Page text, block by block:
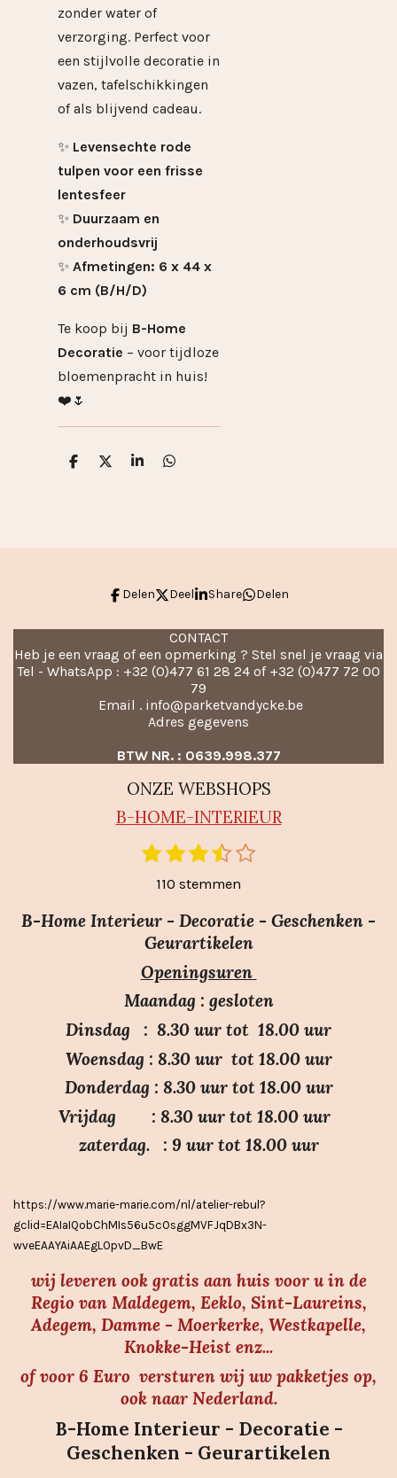
zonder water of
verzorging. Perfect voor
een stijlvolle decoratie in
vazen, tafelschikkingen
of als blijvend cadeau.
✨ Levensechte rode
tulpen voor een frisse
lentesfeer
✨ Duurzaam en
onderhoudsvrij
✨ Afmetingen: 6 x 44 x
6 cm (B/H/D)
Te koop bij B-Home
Decoratie – voor tijdloze
bloemenpracht in huis!
❤️🌷
D
D
S
D
Delen Deel Share Delen
CONTACT
Heb je een vraag of een opmerking ? Stel snel je vraag via
Tel - WhatsApp : +32 (0)477 61 28 24 of +32 (0)477 72 00
79
Email . info@parketvandycke.be
Adres gegevens
BTW NR. : 0639.998.377
ONZE WEBSHOPS
B-HOME-INTERIEUR
e
n
1
e
r
2
s
t
e
r
e
n
3
s
t
e
r
e
n
4
t
e
r
e
n
5
t
e
r
e
n
S
m
110 stemmen
B-Home Interieur - Decoratie - Geschenken -
Geurartikelen
Openingsuren
Maandag : gesloten
Dinsdag : 8.30 uur tot 18.00 uur
Woensdag : 8.30 uur tot 18.00 uur
Donderdag : 8.30 uur tot 18.00 uur
Vrijdag : 8.30 uur tot 18.00 uur
zaterdag. : 9 uur tot 18.00 uur
https://www.marie-marie.com/nl/atelier-rebul?
gclid=EAIaIQobChMIs56u5cOsggMVFJqDBx3N-
wveEAAYAiAAEgLOpvD_BwE
wij leveren ook gratis aan huis voor u in de
Regio van Maldegem, Eeklo, Sint-Laureins,
Adegem, Damme - Moerkerke, Westkapelle,
Knokke-Heist enz...
of voor 6 Euro versturen wij uw pakketjes op,
ook naar Nederland.
B-Home Interieur - Decoratie -
Geschenken - Geurartikelen